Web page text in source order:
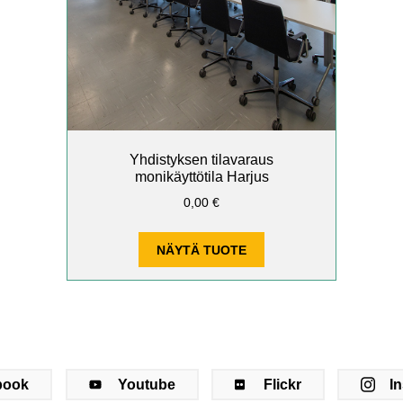
Yhdistyksen tilavaraus
monikäyttötila Harjus
0,00 €
NÄYTÄ TUOTE
Youtube Flickr